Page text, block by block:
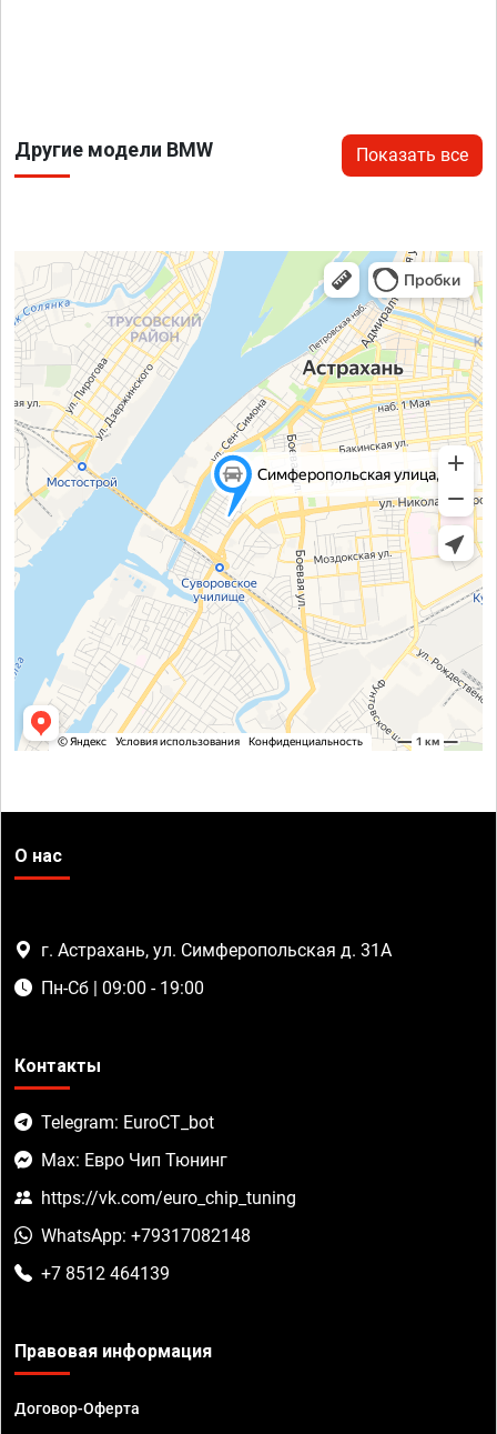
Другие модели BMW Показать все
О нас
г. Астрахань, ул. Симферопольская д. 31А
Пн-Сб | 09:00 - 19:00
Контакты
Telegram: EuroCT_bot
Max: Евро Чип Тюнинг
https://vk.com/euro_chip_tuning
WhatsApp: +79317082148
+7 8512 464139
Правовая информация
Договор-Оферта